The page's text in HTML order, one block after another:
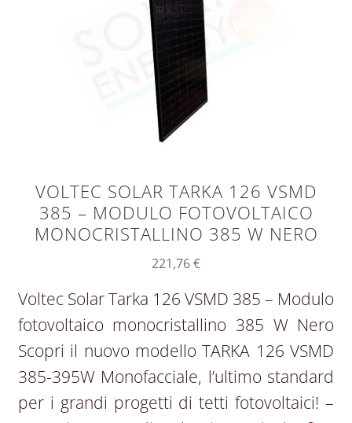
VOLTEC SOLAR TARKA 126 VSMD
385 – MODULO FOTOVOLTAICO
MONOCRISTALLINO 385 W NERO
221,76€
Voltec Solar Tarka 126 VSMD 385 – Modulo
fotovoltaico monocristallino 385 W Nero
Scopri il nuovo modello TARKA 126 VSMD
385-395W Monofacciale, l’ultimo standard
per i grandi progetti di tetti fotovoltaici! –